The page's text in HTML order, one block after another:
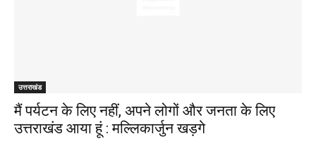
उत्तराखंड
मैं पर्यटन के लिए नहीं, अपने लोगों और जनता के लिए
उत्तराखंड आया हूं : मल्लिकार्जुन खड़गे